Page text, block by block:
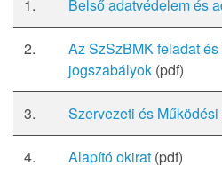
1. Belső adatvédelem és
2.
Az SzSzBMK feladat
jogszabályok (pdf)
3. Szervezeti és
4. Alapító okirat (pdf)